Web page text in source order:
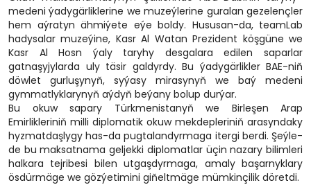
medeni ýadygärliklerine we muzeýlerine guralan gezelençler
hem aýratyn ähmiýete eýe boldy. Hususan-da, teamLab
hadysalar muzeýine, Kasr Al Watan Prezident köşgüne we
Kasr Al Hosn ýaly taryhy desgalara edilen saparlar
gatnaşyjylarda uly täsir galdyrdy. Bu ýadygärlikler BAE-niň
döwlet gurluşynyň, syýasy mirasynyň we baý medeni
gymmatlyklarynyň aýdyň beýany bolup durýar.
Bu okuw sapary Türkmenistanyň we Birleşen Arap
Emirlikleriniň milli diplomatik okuw mekdepleriniň arasyndaky
hyzmatdaşlygy has-da pugtalandyrmaga itergi berdi. Şeýle-
de bu maksatnama geljekki diplomatlar üçin nazary bilimleri
halkara tejribesi bilen utgaşdyrmaga, amaly başarnyklary
ösdürmäge we gözýetimini giňeltmäge mümkinçilik döretdi.